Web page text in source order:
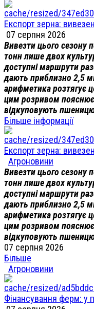
Експорт зерна:
07 серпня 2026
Вивезти цього сезону
тонн лише двох
доступні маршрути
дають приблизно 2,5
арифметика розтягує
цим розривом
відкуповують
Більше інформації
Експорт зерна:
Агроновини
Вивезти цього сезону
тонн лише двох
доступні маршрути
дають приблизно 2,5
арифметика розтягує
цим розривом
відкуповують
07 серпня 2026
Більше
Агроновини
Фінансування ферм: у